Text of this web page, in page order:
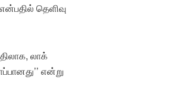
தெளிவு
லாக்
என்று